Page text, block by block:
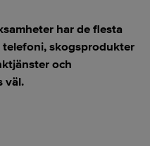
har de flesta
skogsprodukter
och
väl.